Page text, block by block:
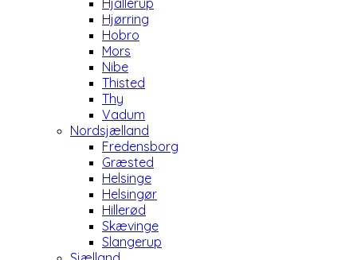
Hjallerup
Hjørring
Hobro
Mors
Nibe
Thisted
Thy
Vadum
Nordsjælland
Fredensborg
Græsted
Helsinge
Helsingør
Hillerød
Skævinge
Slangerup